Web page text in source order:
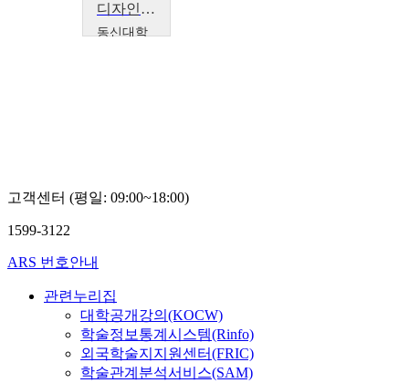
디자인마케팅과스타트업
동신대학
고객센터 (평일: 09:00~18:00)
1599-3122
ARS 번호안내
관련누리집
대학공개강의(KOCW)
학술정보통계시스템(Rinfo)
외국학술지지원센터(FRIC)
학술관계분석서비스(SAM)